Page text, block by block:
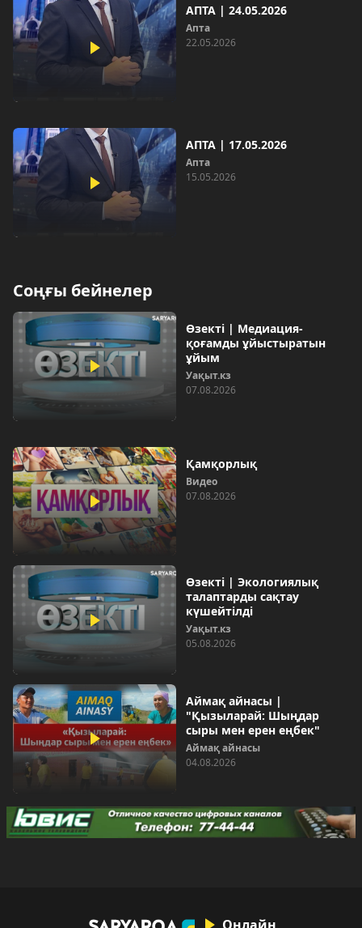
АПТА | 24.05.2026
Апта
22.05.2026
АПТА | 17.05.2026
Апта
15.05.2026
Соңғы бейнелер
Өзекті | Медиация-
қоғамды ұйыстыратын
ұйым
Уақыт.кз
07.08.2026
Қамқорлық
Видео
07.08.2026
Өзекті | Экологиялық
талаптарды сақтау
күшейтілді
Уақыт.кз
05.08.2026
Аймақ айнасы |
"Қызыларай: Шыңдар
сыры мен ерен еңбек"
Аймақ айнасы
04.08.2026
Онлайн